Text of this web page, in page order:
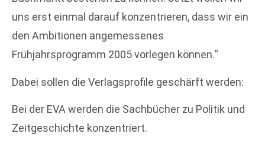
uns erst einmal darauf konzentrieren, dass wir ein
den Ambitionen angemessenes
Frühjahrsprogramm 2005 vorlegen können.“
Dabei sollen die Verlagsprofile geschärft werden:
Bei der EVA werden die Sachbücher zu Politik und
Zeitgeschichte konzentriert.